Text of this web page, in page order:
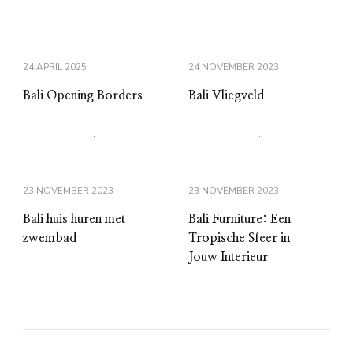
24 APRIL 2025
Bali Opening Borders
24 NOVEMBER 2023
Bali Vliegveld
23 NOVEMBER 2023
Bali huis huren met
zwembad
23 NOVEMBER 2023
Bali Furniture: Een
Tropische Sfeer in
Jouw Interieur